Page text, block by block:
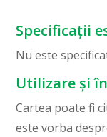
Specificații
Nu este
Utilizare și
Cartea poate fi
este vorba